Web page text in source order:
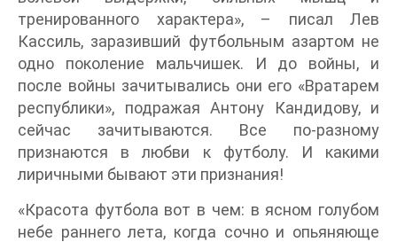
тренированного характера», – писал Лев
Кассиль, заразивший футбольным азартом не
одно поколение мальчишек. И до войны, и
после войны зачитывались они его «Вратарем
республики», подражая Антону Кандидову, и
сейчас зачитываются. Bсe по-разному
признаются в любви к футболу. И какими
лиричными бывают эти признания!
«Красота футбола вот в чем: в ясном голубом
небе раннего лета, когда сочно и опьяняюще